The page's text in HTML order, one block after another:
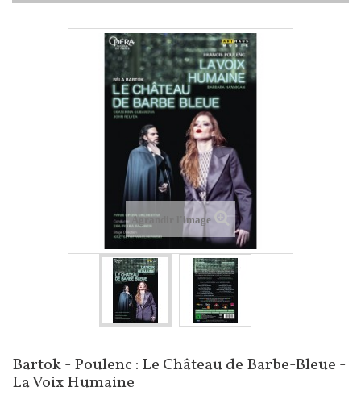
Agrandir l'image
Bartok - Poulenc : Le Château de Barbe-Bleue -
La Voix Humaine